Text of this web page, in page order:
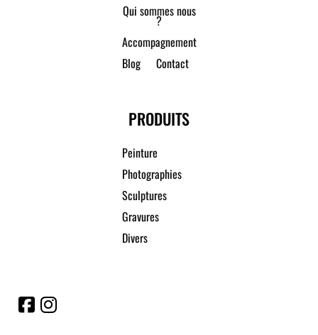
Qui sommes nous
?
Accompagnement
Blog
Contact
PRODUITS
Peinture
Photographies
Sculptures
Gravures
Divers